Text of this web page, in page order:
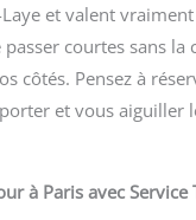
et valent
courtes sans la
côtés. Pensez à
et vous aiguiller
à Paris avec Service